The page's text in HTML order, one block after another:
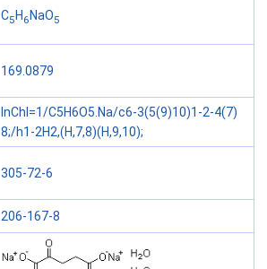
C5 H 6 NaO5
169.0879
InChI=1/C5H6O5.Na/c6-3(5(9)10)1-2-4(7)
8;/h1-2H2,(H,7,8)(H,9,10);
305-72-6
206-167-8